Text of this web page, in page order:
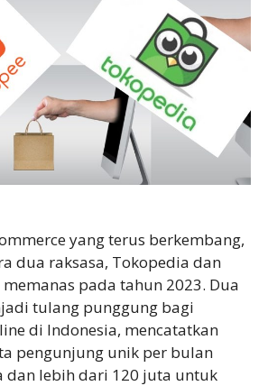
yang terus berkembang,
dua raksasa, Tokopedia dan
memanas pada tahun 2023. Dua
tulang punggung bagi
di Indonesia, mencatatkan
pengunjung unik per bulan
dan lebih dari 120 juta untuk